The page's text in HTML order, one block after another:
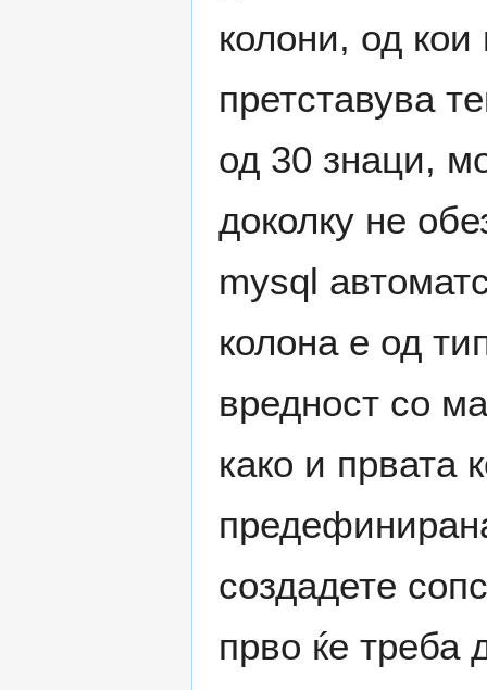
колони, од
претставува
од 30 знаци,
доколку не
mysql
колона е од
вредност со
како и првата
создадете
прво ќе треба